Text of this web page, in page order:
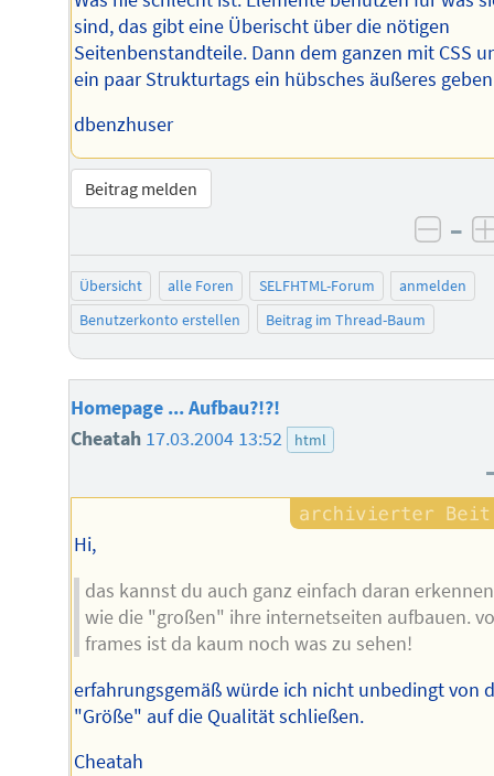
sind, das gibt eine Überischt über die nötigen
Seitenbenstandteile. Dann dem ganzen mit CSS
ein paar Strukturtags ein hübsches äußeres
dbenzhuser
Beitrag melden
–
Übersicht alle Foren SELFHTML-Forum
anmelden
Benutzerkonto erstellen
Beitrag im Thread-Baum
Homepage ... Aufbau?!?!
Cheatah 17.03.2004 13:52 html
Hi,
das kannst du auch ganz einfach daran
wie die "großen" ihre internetseiten aufbauen.
frames ist da kaum noch was zu sehen!
erfahrungsgemäß würde ich nicht unbedingt von
"Größe" auf die Qualität schließen.
Cheatah